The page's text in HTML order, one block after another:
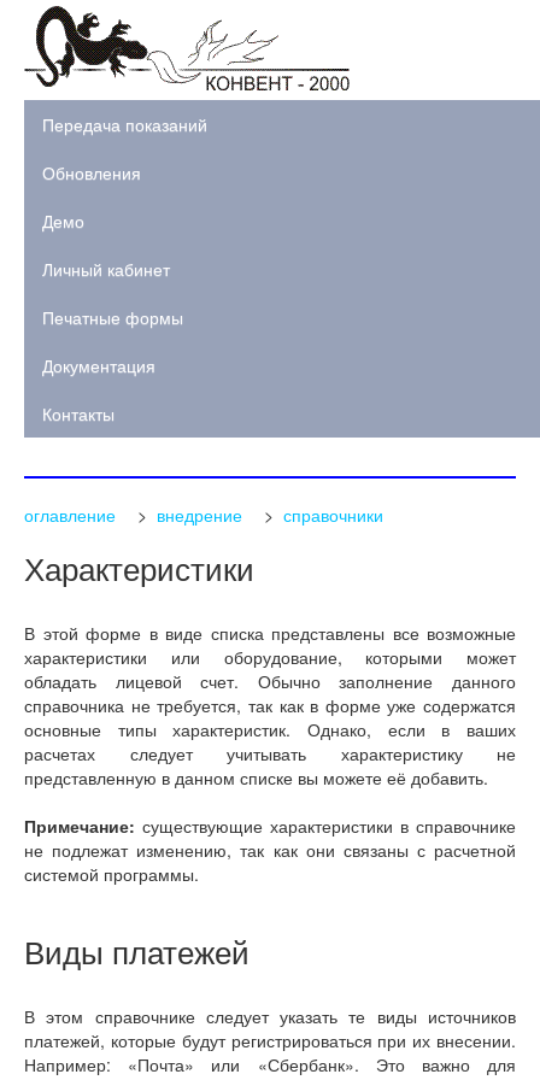
Передача показаний
Обновления
Демо
Личный кабинет
Печатные формы
Документация
Контакты
оглавление > внедрение > справочники
Характеристики
В этой форме в виде списка представлены все возможные
характеристики или оборудование, которыми может
обладать лицевой счет. Обычно заполнение данного
справочника не требуется, так как в форме уже содержатся
основные типы характеристик. Однако, если в ваших
расчетах следует учитывать характеристику не
представленную в данном списке вы можете её добавить.
Примечание: существующие характеристики в справочнике
не подлежат изменению, так как они связаны с расчетной
системой программы.
Виды платежей
В этом справочнике следует указать те виды источников
платежей, которые будут регистрироваться при их внесении.
Например: «Почта» или «Сбербанк». Это важно для